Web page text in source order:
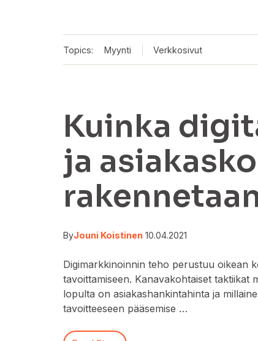
Topics: Myynti Verkkosivut
Kuinka
ja
ByJouni Koistinen 10.04.2021
Digimarkkinoinnin teho perustuu oikean
tavoittamiseen. Kanavakohtaiset taktiikat
lopulta on asiakashankintahinta ja
tavoitteeseen pääsemise …